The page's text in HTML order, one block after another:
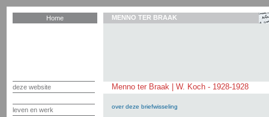
Home
deze website
leven en werk
MENNO TER BRAAK
Menno ter Braak | W. Koch - 1928-1928
over deze briefwisseling